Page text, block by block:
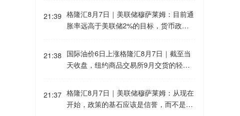
21:39 格隆汇8月7日｜美联储穆萨莱姆：目前通
胀率远高于美联储2%的目标，货币政策
未来生产率的提高而容忍当前的高通胀。
21:38 国际油价6日上涨格隆汇8月7日｜截至当
天收盘，纽约商品交易所9月交货的轻质
7.29美元，涨幅为2.75%；10月交货的伦
敦布伦特原油期货价格上涨3.04美元，收
于每桶82.49美元，涨幅为3.83%。
21:37 格隆汇8月7日｜美联储穆萨莱姆：从现在
开始，政策的基石应该是信誉，而不是增